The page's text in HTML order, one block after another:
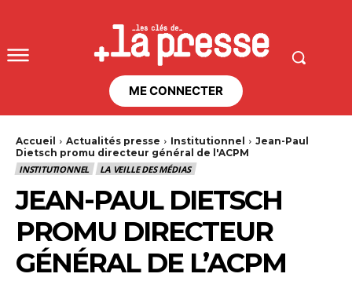
ME CONNECTER
Accueil Actualités presse Institutionnel
Jean-Paul
Dietsch promu directeur général de l'ACPM
INSTITUTIONNEL
LA VEILLE DES MÉDIAS
JEAN-PAUL DIETSCH
PROMU DIRECTEUR
GÉNÉRAL DE L’ACPM